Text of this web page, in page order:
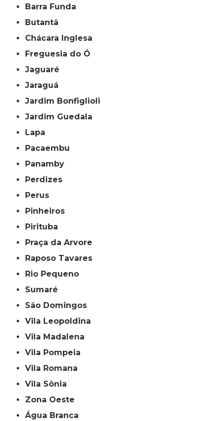
Barra Funda
Butantã
Chácara Inglesa
Freguesia do Ó
Jaguaré
Jaraguá
Jardim Bonfiglioli
Jardim Guedala
Lapa
Pacaembu
Panamby
Perdizes
Perus
Pinheiros
Pirituba
Praça da Arvore
Raposo Tavares
Rio Pequeno
Sumaré
São Domingos
Vila Leopoldina
Vila Madalena
Vila Pompeia
Vila Romana
Vila Sônia
Zona Oeste
Água Branca